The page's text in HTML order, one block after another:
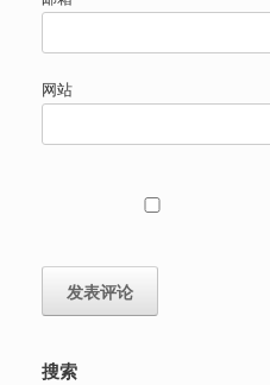
网站
搜索